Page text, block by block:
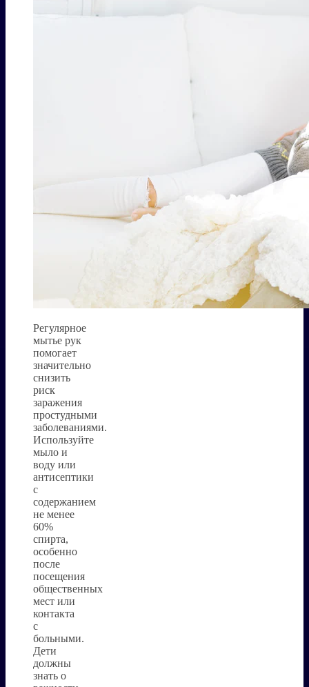
Регулярное
мытье рук
помогает
значительно
снизить
риск
заражения
простудными
заболеваниями.
Используйте
мыло и
воду или
антисептики
с
содержанием
не менее
60%
спирта,
особенно
после
посещения
общественных
мест или
контакта
с
больными.
Дети
должны
знать о